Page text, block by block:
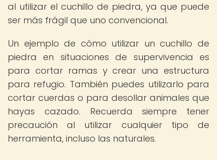
al utilizar el cuchillo de piedra, ya que puede
ser más frágil que uno convencional.
Un ejemplo de cómo utilizar un cuchillo de
piedra en situaciones de supervivencia es
para cortar ramas y crear una estructura
para refugio. También puedes utilizarlo para
cortar cuerdas o para desollar animales que
hayas cazado. Recuerda siempre tener
precaución al utilizar cualquier tipo de
herramienta, incluso las naturales.